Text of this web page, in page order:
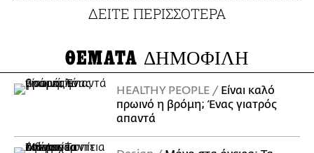
ΔΕΙΤΕ ΠΕΡΙΣΣΟΤΕΡΑ
ΘΕΜΑΤΑ ΔΗΜΟΦΙΛΗ
HEALTHY PEOPLE
Είναι καλό
πρωινό η βρόμη; Ένας γιατρός
απαντά